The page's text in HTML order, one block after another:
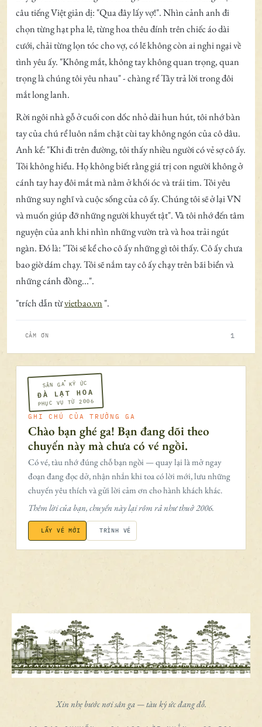
câu tiếng Việt giản dị: "Qua đây lấy vợ!". Nhìn cảnh anh đi
chọn từng hạt pha lê, từng hoa thêu đính trên chiếc áo dài
cưới, chải từng lọn tóc cho vợ, có lẽ không còn ai nghi ngại về
tình yêu ấy. "Không mắt, không tay không quan trọng, quan
trọng là chúng tôi yêu nhau" - chàng rể Tây trả lời trong đôi
mắt long lanh.
Rời ngôi nhà gỗ ở cuối con dốc nhỏ dài hun hút, tôi nhớ bàn
tay của chú rể luôn nắm chặt cùi tay không ngón của cô dâu.
Anh kể: "Khi đi trên đường, tôi thấy nhiều người có vẻ sợ cô ấy.
Tôi không hiểu. Họ không biết rằng giá trị con người không ở
cánh tay hay đôi mắt mà nằm ở khối óc và trái tim. Tôi yêu
những suy nghĩ và cuộc sống của cô ấy. Chúng tôi sẽ ở lại VN
và muốn giúp đỡ những người khuyết tật". Và tôi nhớ đến tâm
nguyện của anh khi nhìn những vườn trà và hoa trải ngút
ngàn. Đó là: "Tôi sẽ kể cho cô ấy những gì tôi thấy. Cô ấy chưa
bao giờ dám chạy. Tôi sẽ nắm tay cô ấy chạy trên bãi biển và
những cánh đồng...".
"trích dẫn từvietbao.vn ".
CẢM ƠN 1
SÂN GA KÝ ỨC
ĐÀ LẠT HOA
PHỤC VỤ TỪ 2006
GHI CHÚ CỦA TRƯỞNG GA
Chào bạn ghé ga! Bạn đang dõi theo
chuyến này mà chưa có vé ngồi.
Có vé, tàu nhớ đúng chỗ bạn ngồi — quay lại là mở ngay
đoạn đang đọc dở, nhận nhắn khi toa có lời mới, lưu những
chuyến yêu thích và gửi lời cảm ơn cho hành khách khác.
Thêm lời của bạn, chuyến này lại rôm rả như thuở 2006.
LẤY VÉ MỚI TRÌNH VÉ
Xin nhẹ bước nơi sân ga — tàu ký ức đang đỗ.